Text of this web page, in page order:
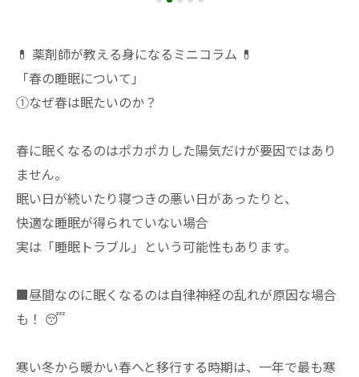
💊 薬剤師が教える身になるミニコラム 💊
「春の睡眠について」
①なぜ春は眠たいのか？
春に眠くなるのはポカポカした陽気だけが要因ではあり
ません。
眠い日が続いたり寝つきの悪い日があったりと、
快適な睡眠が得られていない場合
実は「睡眠トラブル」という可能性もあります。
■昼間なのに眠くなるのは自律神経の乱れが原因な場合
も！ 😴
寒い冬から暖かい春へと移行する時期は、一年で最も寒